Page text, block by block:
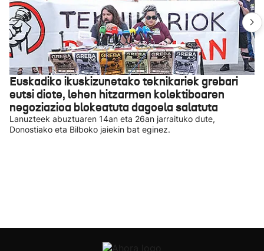
Euskadiko ikuskizunetako teknikariek grebari
eutsi diote, lehen hitzarmen kolektiboaren
negoziazioa blokeatuta dagoela salatuta
Lanuzteek abuztuaren 14an eta 26an jarraituko dute,
Donostiako eta Bilboko jaiekin bat eginez.